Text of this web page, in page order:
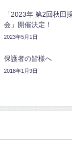
「2023年 第2回秋田
会」開催決定！
2023年5月1日
保護者の皆様へ
2018年1月9日